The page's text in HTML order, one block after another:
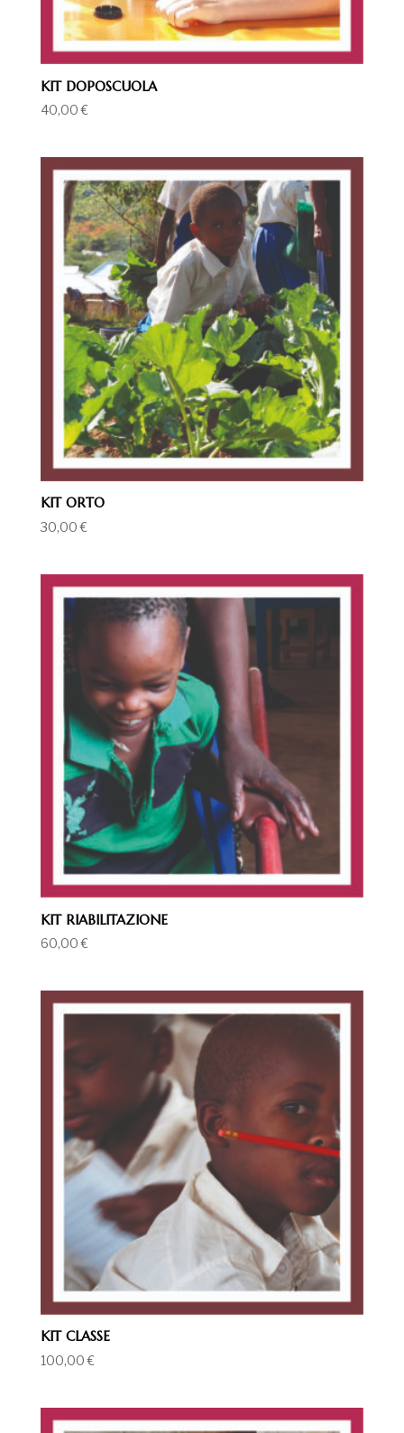
KIT DOPOSCUOLA
40,00€
KIT ORTO
30,00€
KIT RIABILITAZIONE
60,00€
KIT CLASSE
100,00€